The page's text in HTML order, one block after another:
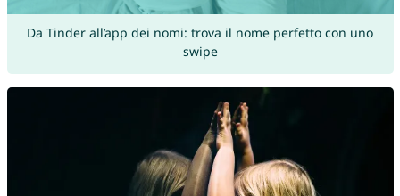
Da Tinder all’app dei nomi: trova il nome perfetto con uno
swipe